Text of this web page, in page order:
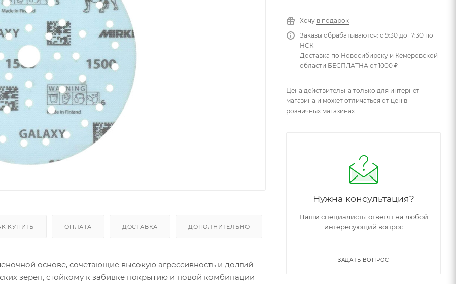
КУПИТЬ ОПЛАТА ДОСТАВКА ДОПОЛНИТЕЛЬНО
основе, сочетающие высокую агрессивность и долгий
зерен, стойкому к забивке покрытию и новой комбинации
Хочу в подарок
Заказы обрабатываются: с 9:30 до 17:30 по
НСК
Доставка по Новосибирску и Кемеровской
области БЕСПЛАТНА от 1000 ₽
Цена действительна только для интернет-
магазина и может отличаться от цен в
розничных магазинах
Нужна консультация?
Наши специалисты ответят на любой
интересующий вопрос
ЗАДАТЬ ВОПРОС